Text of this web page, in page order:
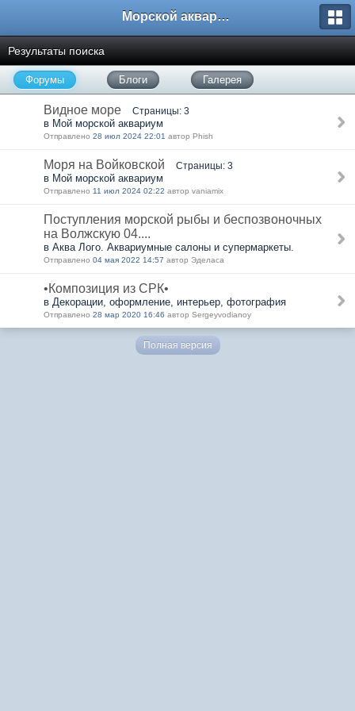
Морской аквариум. Форумы ReefCentral.ru
Результаты поиска
Форумы Блоги Галерея
Видное море Страницы: 3
в Мой морской аквариум
Отправлено 28 июл 2024 22:01 автор Phish
Моря на Войковской Страницы: 3
в Мой морской аквариум
Отправлено 11 июл 2024 02:22 автор vaniamix
Поступления морской рыбы и беспозвоночных
на Волжскую 04....
в Аква Лого. Аквариумные салоны и супермаркеты.
Отправлено 04 мая 2022 14:57 автор Эделаса
•Композиция из СРК•
в Декорации, оформление, интерьер, фотография
Отправлено 28 мар 2020 16:46 автор Sergeyvodianoy
Полная версия